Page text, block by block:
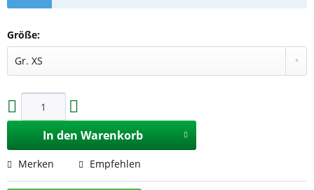
Größe:
In den Warenkorb
Merken Empfehlen